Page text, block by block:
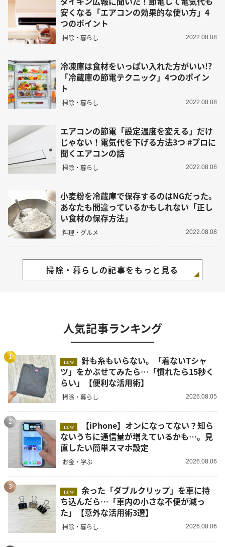
安くなる「エアコンの効果的な使い方」4
つのポイント
掃除・暮らし 2022.08.08
冷凍庫は食材をいっぱい入れた方がいい!?
「冷蔵庫の節電テクニック」4つのポイン
ト
掃除・暮らし 2022.08.08
エアコンの節電「設定温度を変える」だけ
じゃない！電気代を下げる方法3つ #プロに
聞くエアコンの話
掃除・暮らし 2022.08.08
小麦粉を冷蔵庫で保存するのはNGだった。
あなたも間違っているかもしれない「正し
い食材の保存方法」
料理・グルメ 2022.08.08
掃除・暮らしの記事をもっと見る
人気記事ランキング
1
new
針も糸もいらない。「着ないTシャ
ツ」をかぶせてみたら…「慣れたら15秒く
らい」【便利な活用術】
掃除・暮らし 2026.08.05
2
new
ないうちに通信量が増えているかも…。見
直したい簡単スマホ設定
お金・学ぶ 2026.08.06
3
new
余った「ダブルクリップ」を車に持
ち込んだら…「車内の小さな不便が減っ
た」【意外な活用術3選】
掃除・暮らし 2026.08.06